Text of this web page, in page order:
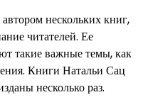
нескольких книг,
читателей. Ее
такие важные темы, как
Книги Натальи Сац
несколько раз.